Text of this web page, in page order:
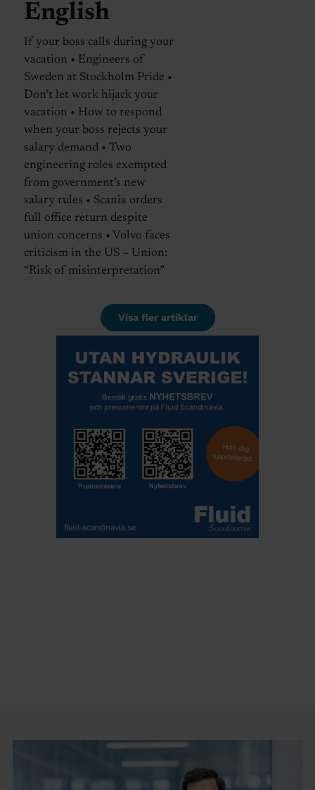
English
If your boss calls during your
vacation • Engineers of
Sweden at Stockholm Pride •
Don’t let work hijack your
vacation • How to respond
when your boss rejects your
salary demand • Two
engineering roles exempted
from government’s new
salary rules • Scania orders
full office return despite
union concerns • Volvo faces
criticism in the US – Union:
“Risk of misinterpretation”
Visa fler artiklar